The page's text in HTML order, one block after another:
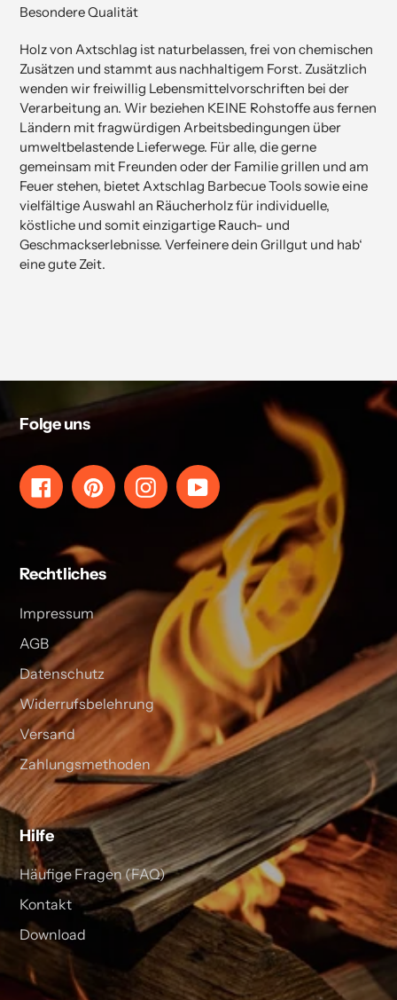
Besondere Qualität
Holz von Axtschlag ist naturbelassen, frei von chemischen
Zusätzen und stammt aus nachhaltigem Forst. Zusätzlich
wenden wir freiwillig Lebensmittelvorschriften bei der
Verarbeitung an. Wir beziehen KEINE Rohstoffe aus fernen
Ländern mit fragwürdigen Arbeitsbedingungen über
umweltbelastende Lieferwege. Für alle, die gerne
gemeinsam mit Freunden oder der Familie grillen und am
Feuer stehen, bietet Axtschlag Barbecue Tools sowie eine
vielfältige Auswahl an Räucherholz für individuelle,
köstliche und somit einzigartige Rauch- und
Geschmackserlebnisse. Verfeinere dein Grillgut und hab‘
eine gute Zeit.
Folge uns
FacebookPinterestInstagramYouTube
Rechtliches
Impressum
AGB
Datenschutz
Widerrufsbelehrung
Versand
Zahlungsmethoden
Hilfe
Häufige Fragen (FAQ)
Kontakt
Download